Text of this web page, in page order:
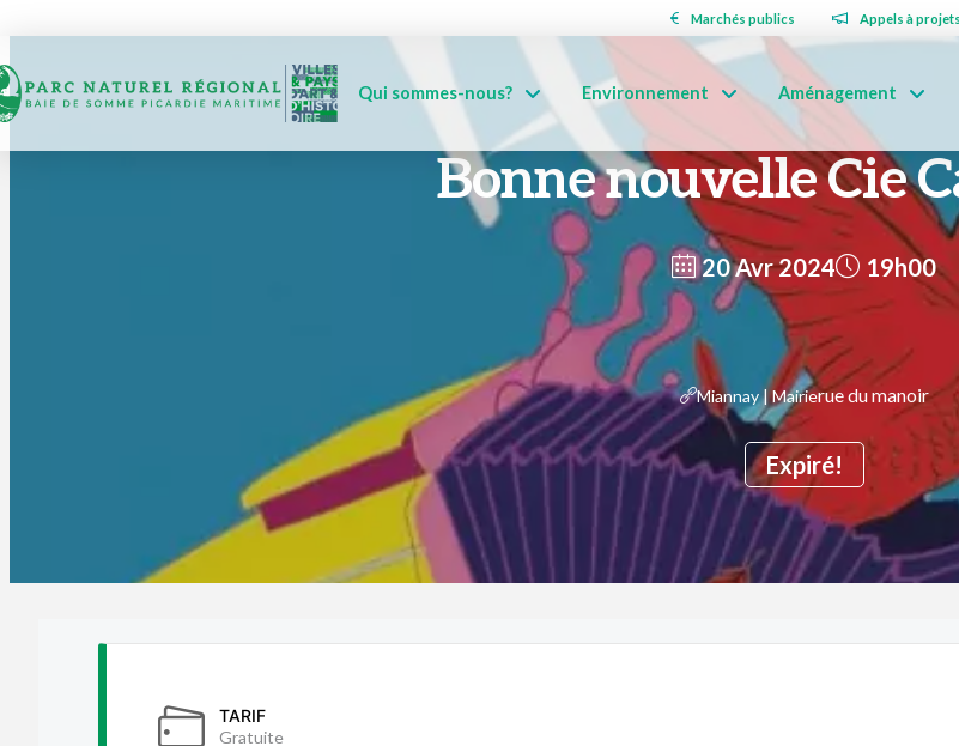
Marchés publics Appels à projets
Qui sommes-nous? Environnement Aménagement
Bonne nouvelle Cie
20 Avr 2024
Expiré!
19h00
Miannay | Mairierue du manoir
TARIF
Gratuite